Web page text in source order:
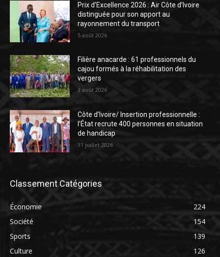
Prix d’Excellence 2026 : Air Côte d’Ivoire
distinguée pour son apport au
rayonnement du transport
5 août 2026
Filière anacarde : 61 professionnels du
cajou formés à la réhabilitation des
vergers
3 août 2026
Côte d’Ivoire/ Insertion professionnelle :
l’État recrute 400 personnes en situation
de handicap
31 juillet 2026
Classement Catégories
Économie
224
Société
154
Sports
139
Culture
126